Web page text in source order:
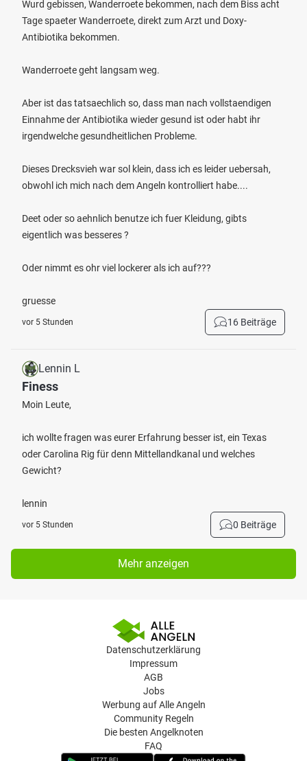
Wurd gebissen, Wanderroete bekommen, nach dem Biss acht
Tage spaeter Wanderroete, direkt zum Arzt und Doxy-
Antibiotika bekommen.
Wanderroete geht langsam weg.
Aber ist das tatsaechlich so, dass man nach vollstaendigen
Einnahme der Antibiotika wieder gesund ist oder habt ihr
irgendwelche gesundheitlichen Probleme.
Dieses Drecksvieh war sol klein, dass ich es leider uebersah,
obwohl ich mich nach dem Angeln kontrolliert habe....
Deet oder so aehnlich benutze ich fuer Kleidung, gibts
eigentlich was besseres ?
Oder nimmt es ohr viel lockerer als ich auf???
gruesse
vor 5 Stunden 16 Beiträge
Lennin L
Finess
Moin Leute,
ich wollte fragen was eurer Erfahrung besser ist, ein Texas
oder Carolina Rig für denn Mittellandkanal und welches
Gewicht?
lennin
vor 5 Stunden 0 Beiträge
Mehr anzeigen
Datenschutzerklärung
Impressum
AGB
Jobs
Werbung auf Alle Angeln
Community Regeln
Die besten Angelknoten
FAQ